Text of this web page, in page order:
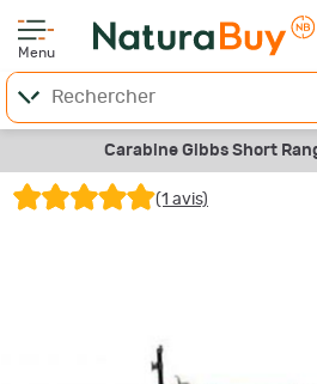
Menu
Carabine Gibbs Short
(1 avis)